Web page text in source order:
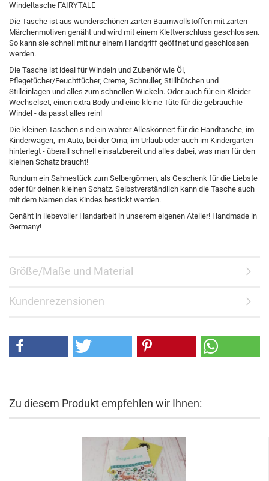
Windeltasche FAIRYTALE
Die Tasche ist aus wunderschönen zarten Baumwollstoffen mit zarten
Märchenmotiven genäht und wird mit einem Klettverschluss geschlossen.
So kann sie schnell mit nur einem Handgriff geöffnet und geschlossen
werden.
Die Tasche ist ideal für Windeln und Zubehör wie Öl,
Pflegetücher/Feuchttücher, Creme, Schnuller, Stillhütchen und
Stilleinlagen und alles zum schnellen Wickeln. Oder auch für ein Kleider
Wechselset, einen extra Body und eine kleine Tüte für die gebrauchte
Windel - da passt alles rein!
Die kleinen Taschen sind ein wahrer Alleskönner: für die Handtasche, im
Kinderwagen, im Auto, bei der Oma, im Urlaub oder auch im Kindergarten
hinterlegt - überall schnell einsatzbereit und alles dabei, was man für den
kleinen Schatz braucht!
Rundum ein Sahnestück zum Selbergönnen, als Geschenk für die Liebste
oder für deinen kleinen Schatz. Selbstverständlich kann die Tasche auch
mit dem Namen des Kindes bestickt werden.
Genäht in liebevoller Handarbeit in unserem eigenen Atelier! Handmade in
Germany!
Größe/Maße und Material
Kundenrezensionen
Zu diesem Produkt empfehlen wir Ihnen: